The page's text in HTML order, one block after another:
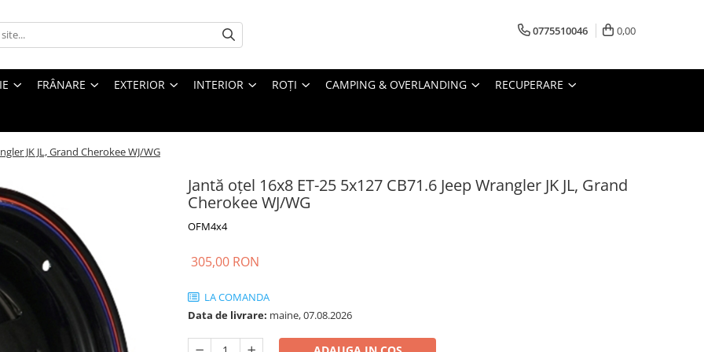
0775510046 0,00
FRÂNARE EXTERIOR INTERIOR ROȚI CAMPING & OVERLANDING RECUPERARE
JK JL, Grand Cherokee WJ/WG
Jantă oțel 16x8 ET-25 5x127 CB71.6 Jeep Wrangler JK JL, Grand
Cherokee WJ/WG
OFM4x4
305,00 RON
LA COMANDA
Data de livrare: maine, 07.08.2026